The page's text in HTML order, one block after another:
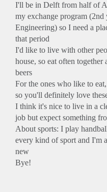
I'll be in Delft from half of
my exchange program (2nd
Engineering) so I need a
that period
I'd like to live with other
house, so eat often
beers
For the ones who like to
so you'll definitely love
I think it's nice to live in a
job but expect something
About sports: I play
every kind of sport and I'm
new
Bye!